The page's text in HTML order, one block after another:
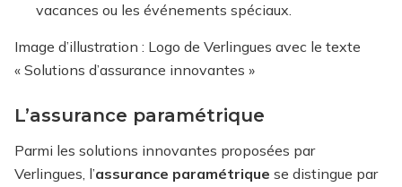
vacances ou les événements spéciaux.
Image d’illustration : Logo de Verlingues avec le texte
« Solutions d’assurance innovantes »
L’assurance paramétrique
Parmi les solutions innovantes proposées par
Verlingues, l’assurance paramétrique se distingue par